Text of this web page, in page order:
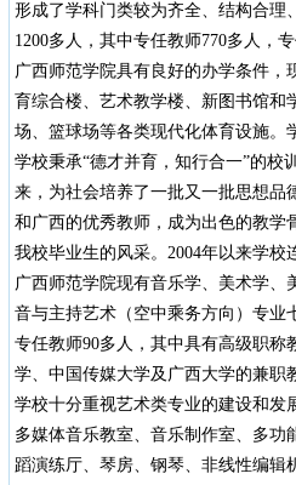
形成了学科门类较为齐全、结构合理
1200多人，其中专任教师770多人，
广西师范学院具有良好的办学条件
育综合楼、艺术教学楼、新图书馆和
场、篮球场等各类现代化体育设施。
学校秉承“德才并育，知行合一”的校
来，为社会培养了一批又一批思想品
和广西的优秀教师，成为出色的教学
我校毕业生的风采。2004年以来学
广西师范学院现有音乐学、美术学
音与主持艺术（空中乘务方向）专业
专任教师90多人，其中具有高级职称
学、中国传媒大学及广西大学的兼职
学校十分重视艺术类专业的建设和发
多媒体音乐教室、音乐制作室、多
蹈演练厅、琴房、钢琴、非线性编